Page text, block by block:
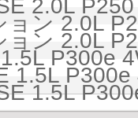
2.0L
ョン 2.0L
ョン 2.0L
1.5L
1.5L
1.5L